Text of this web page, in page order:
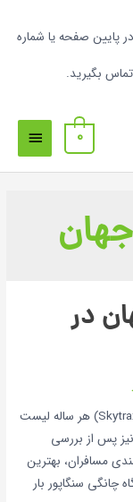
پایین صفحه یا شماره
0
در
بهترین فرودگاه های جهان وبسایت اسکای ترکس (Skytrax) هر ساله لیست
پس از بررسی
مسافران، بهترین
کرد. فرودگاه چانگی سنگاپور بار